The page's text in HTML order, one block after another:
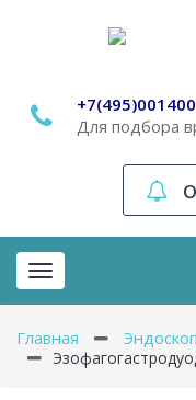
Для подбора
Toggle
navigation
Главная